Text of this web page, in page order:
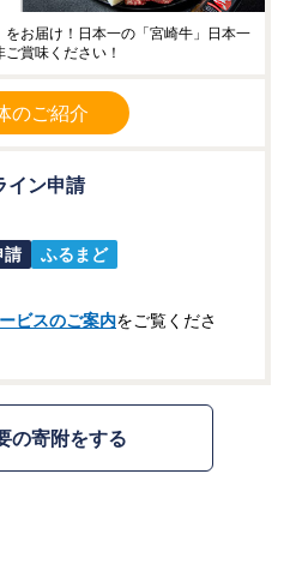
お届け！日本一の「宮崎牛」日本一
賞味ください！
のご紹介
イン申請
請
ふるまど
ビスのご案内をご覧くださ
の寄附をする